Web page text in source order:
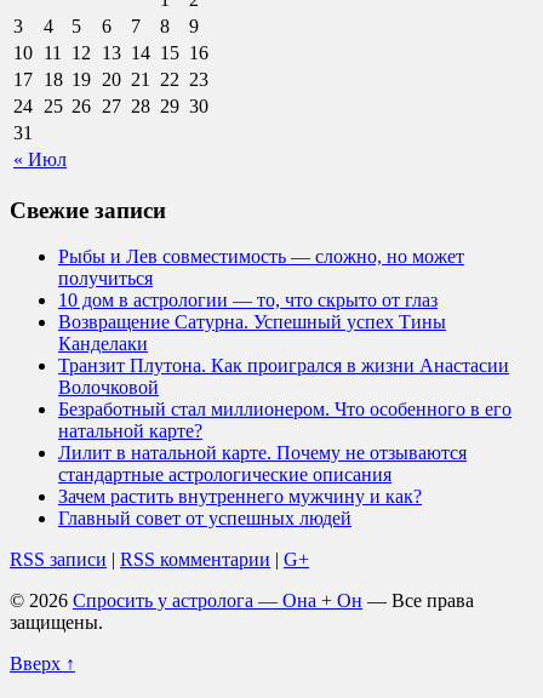
« Июл
3
4 5 6 7 8
9
10 11 12 13 14 15 16
17 18 19 20 21 22 23
24 25 26 27 28 29 30
31
Свежие записи
Рыбы и Лев совместимость — сложно, но может
получиться
10 дом в астрологии — то, что скрыто от глаз
Возвращение Сатурна. Успешный успех Тины
Канделаки
Транзит Плутона. Как проигрался в жизни Анастасии
Волочковой
Безработный стал миллионером. Что особенного в его
натальной карте?
Лилит в натальной карте. Почему не отзываются
стандартные астрологические описания
Зачем растить внутреннего мужчину и как?
Главный совет от успешных людей
RSS записи | RSS комментарии | G+
© 2026 Спросить у астролога — Она + Он — Все права
защищены.
Вверх ↑